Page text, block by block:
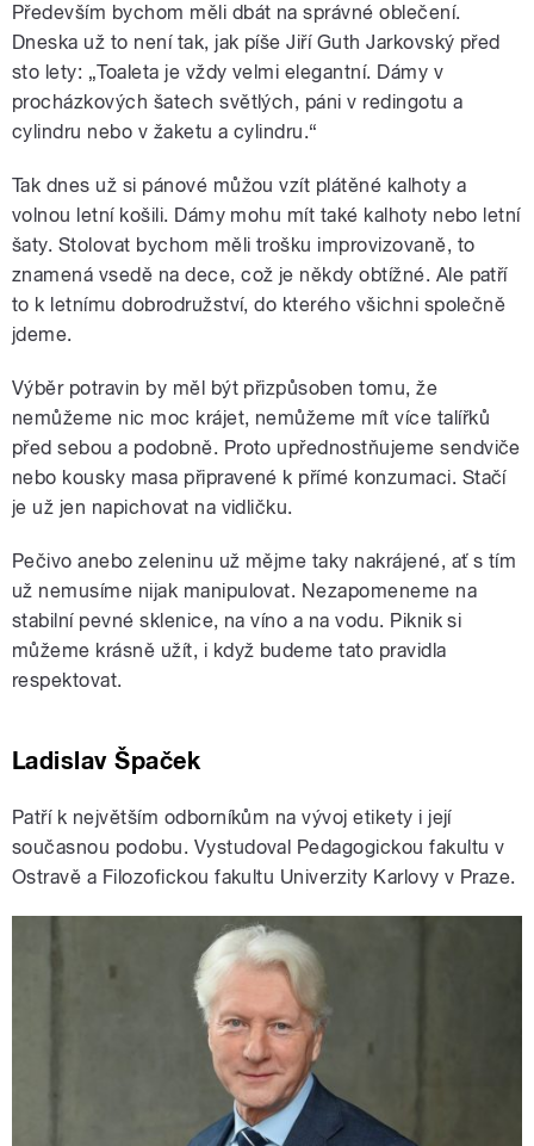
Především bychom měli dbát na správné oblečení.
Dneska už to není tak, jak píše Jiří Guth Jarkovský před
sto lety: „Toaleta je vždy velmi elegantní. Dámy v
procházkových šatech světlých, páni v redingotu a
cylindru nebo v žaketu a cylindru.“
Tak dnes už si pánové můžou vzít plátěné kalhoty a
volnou letní košili. Dámy mohu mít také kalhoty nebo letní
šaty. Stolovat bychom měli trošku improvizovaně, to
znamená vsedě na dece, což je někdy obtížné. Ale patří
to k letnímu dobrodružství, do kterého všichni společně
jdeme.
Výběr potravin by měl být přizpůsoben tomu, že
nemůžeme nic moc krájet, nemůžeme mít více talířků
před sebou a podobně. Proto upřednostňujeme sendviče
nebo kousky masa připravené k přímé konzumaci. Stačí
je už jen napichovat na vidličku.
Pečivo anebo zeleninu už mějme taky nakrájené, ať s tím
už nemusíme nijak manipulovat. Nezapomeneme na
stabilní pevné sklenice, na víno a na vodu. Piknik si
můžeme krásně užít, i když budeme tato pravidla
respektovat.
Ladislav Špaček
Patří k největším odborníkům na vývoj etikety i její
současnou podobu. Vystudoval Pedagogickou fakultu v
Ostravě a Filozofickou fakultu Univerzity Karlovy v Praze.